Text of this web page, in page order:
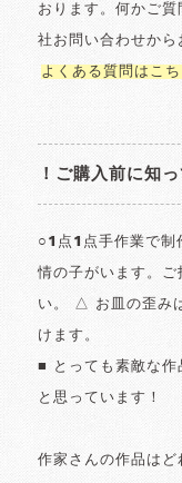
おります。何かご
社お問い合わせから
よくある質問はこち
！ご購入前に知
○1点1点手作業で制
情の子がいます。ご
い。 △ お皿の歪み
けます。
■ とっても素敵な作
と思っています！
作家さんの作品はど